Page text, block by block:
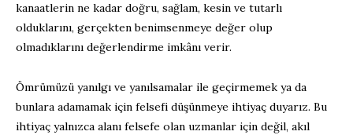
kanaatlerin ne kadar doğru, sağlam, kesin ve tutarlı
olduklarını, gerçekten benimsenmeye değer olup
olmadıklarını değerlendirme imkânı verir.
Ömrümüzü yanılgı ve yanılsamalar ile geçirmemek ya da
bunlara adamamak için felsefi düşünmeye ihtiyaç duyarız. Bu
ihtiyaç yalnızca alanı felsefe olan uzmanlar için değil, akıl